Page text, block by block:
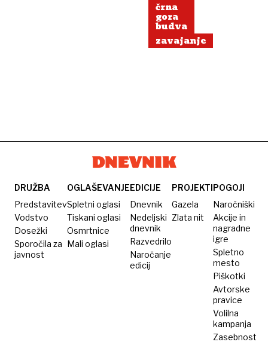
črna
gora
budva
zavajanje
DRUŽBA
Predstavitev
Vodstvo
Dosežki
Sporočila za
javnost
OGLAŠEVANJE
Spletni oglasi
Tiskani oglasi
Osmrtnice
Mali oglasi
EDICIJE
Dnevnik
Nedeljski
dnevnik
Razvedrilo
Naročanje
edicij
PROJEKTI
Gazela
Zlata nit
POGOJI
Naročniški
Akcije in
nagradne
igre
Spletno
mesto
Piškotki
Avtorske
pravice
Volilna
kampanja
Zasebnost